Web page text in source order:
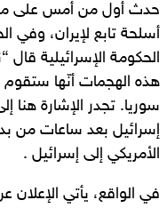
حدث أول من أمس على
أسلحة تابع لإيران، وفي
الحكومة الإسرائيلية قال
هذه الهجمات أنّها ستقوم
سوريا. تجدر الإشارة هنا
إسرائيل بعد ساعات من
الأمريكي إلى إسرائيل .
في الواقع، يأتي